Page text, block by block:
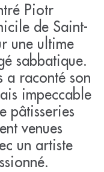
Piotr
de Saint-
une ultime
sabbatique.
a raconté son
impeccable
pâtisseries
venues
un artiste